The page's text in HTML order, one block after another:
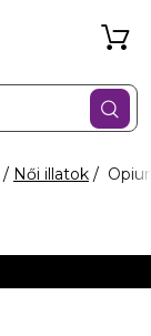
Női illatok